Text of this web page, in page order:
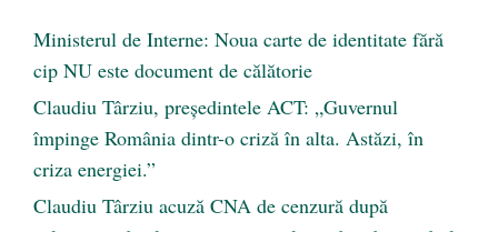
Ministerul de Interne: Noua carte de identitate fără
cip NU este document de călătorie
Claudiu Târziu, președintele ACT: „Guvernul
împinge România dintr-o criză în alta. Astăzi, în
criza energiei.”
Claudiu Târziu acuză CNA de cenzură după